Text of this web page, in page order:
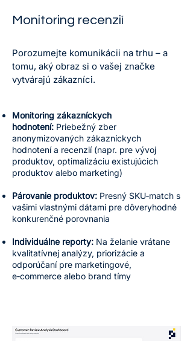
Monitoring recenzií
Porozumejte komunikácii na trhu – a
tomu, aký obraz si o vašej značke
vytvárajú zákazníci.
Monitoring zákazníckych
hodnotení: Priebežný zber
anonymizovaných zákazníckych
hodnotení a recenzií (napr. pre vývoj
produktov, optimalizáciu existujúcich
produktov alebo marketing)
Párovanie produktov: Presný SKU‑match s
vašimi vlastnými dátami pre dôveryhodné
konkurenčné porovnania
Individuálne reporty: Na želanie vrátane
kvalitatívnej analýzy, priorizácie a
odporúčaní pre marketingové,
e‑commerce alebo brand tímy